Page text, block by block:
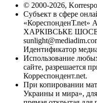
© 2000-2026,
Субъект в сфере
«КореспонденТ.net»
ХАРКІВСЬКЕ ШОСЕ,
Идентификатор
Использование
сайте, разрешается
Корреспондент.net.
При копировании
Украины и мира», для